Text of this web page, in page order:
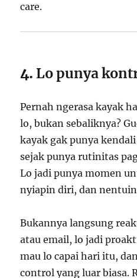
care.
4. Lo punya
Pernah ngerasa kayak
lo, bukan sebaliknya?
kayak gak punya
sejak punya rutinitas
Lo jadi punya momen
nyiapin diri, dan
Bukannya langsung
atau email, lo jadi
mau lo capai hari itu,
control yang luar biasa.